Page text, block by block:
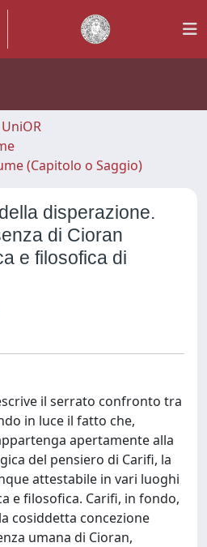
(Capitolo o Saggio)
disperazione.
di Cioran
e filosofica di
il serrato confronto tra
in luce il fatto che,
apertamente alla
del pensiero di Carifi, la
attestabile in vari luoghi
e filosofica. Carifi, in fondo,
cosiddetta concezione
umana di Cioran,